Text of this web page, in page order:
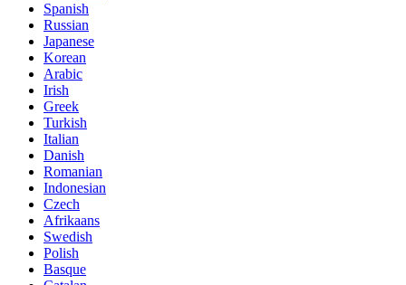
Spanish
Russian
Japanese
Korean
Arabic
Irish
Greek
Turkish
Italian
Danish
Romanian
Indonesian
Czech
Afrikaans
Swedish
Polish
Basque